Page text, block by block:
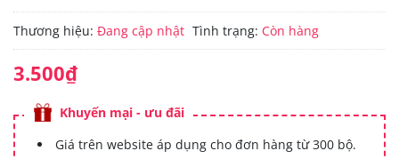
Thương hiệu: Đang cập nhật Tình trạng: Còn hàng
3.500₫
Khuyến mại - ưu đãi
Giá trên website áp dụng cho đơn hàng từ 300 bộ.